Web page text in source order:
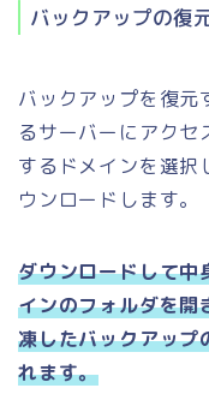
バックアップの復
バックアップを復元
るサーバーにアク
するドメインを選
ウンロードします。
ダウンロードして中
インのフォルダを開
凍したバックアップ
れます。